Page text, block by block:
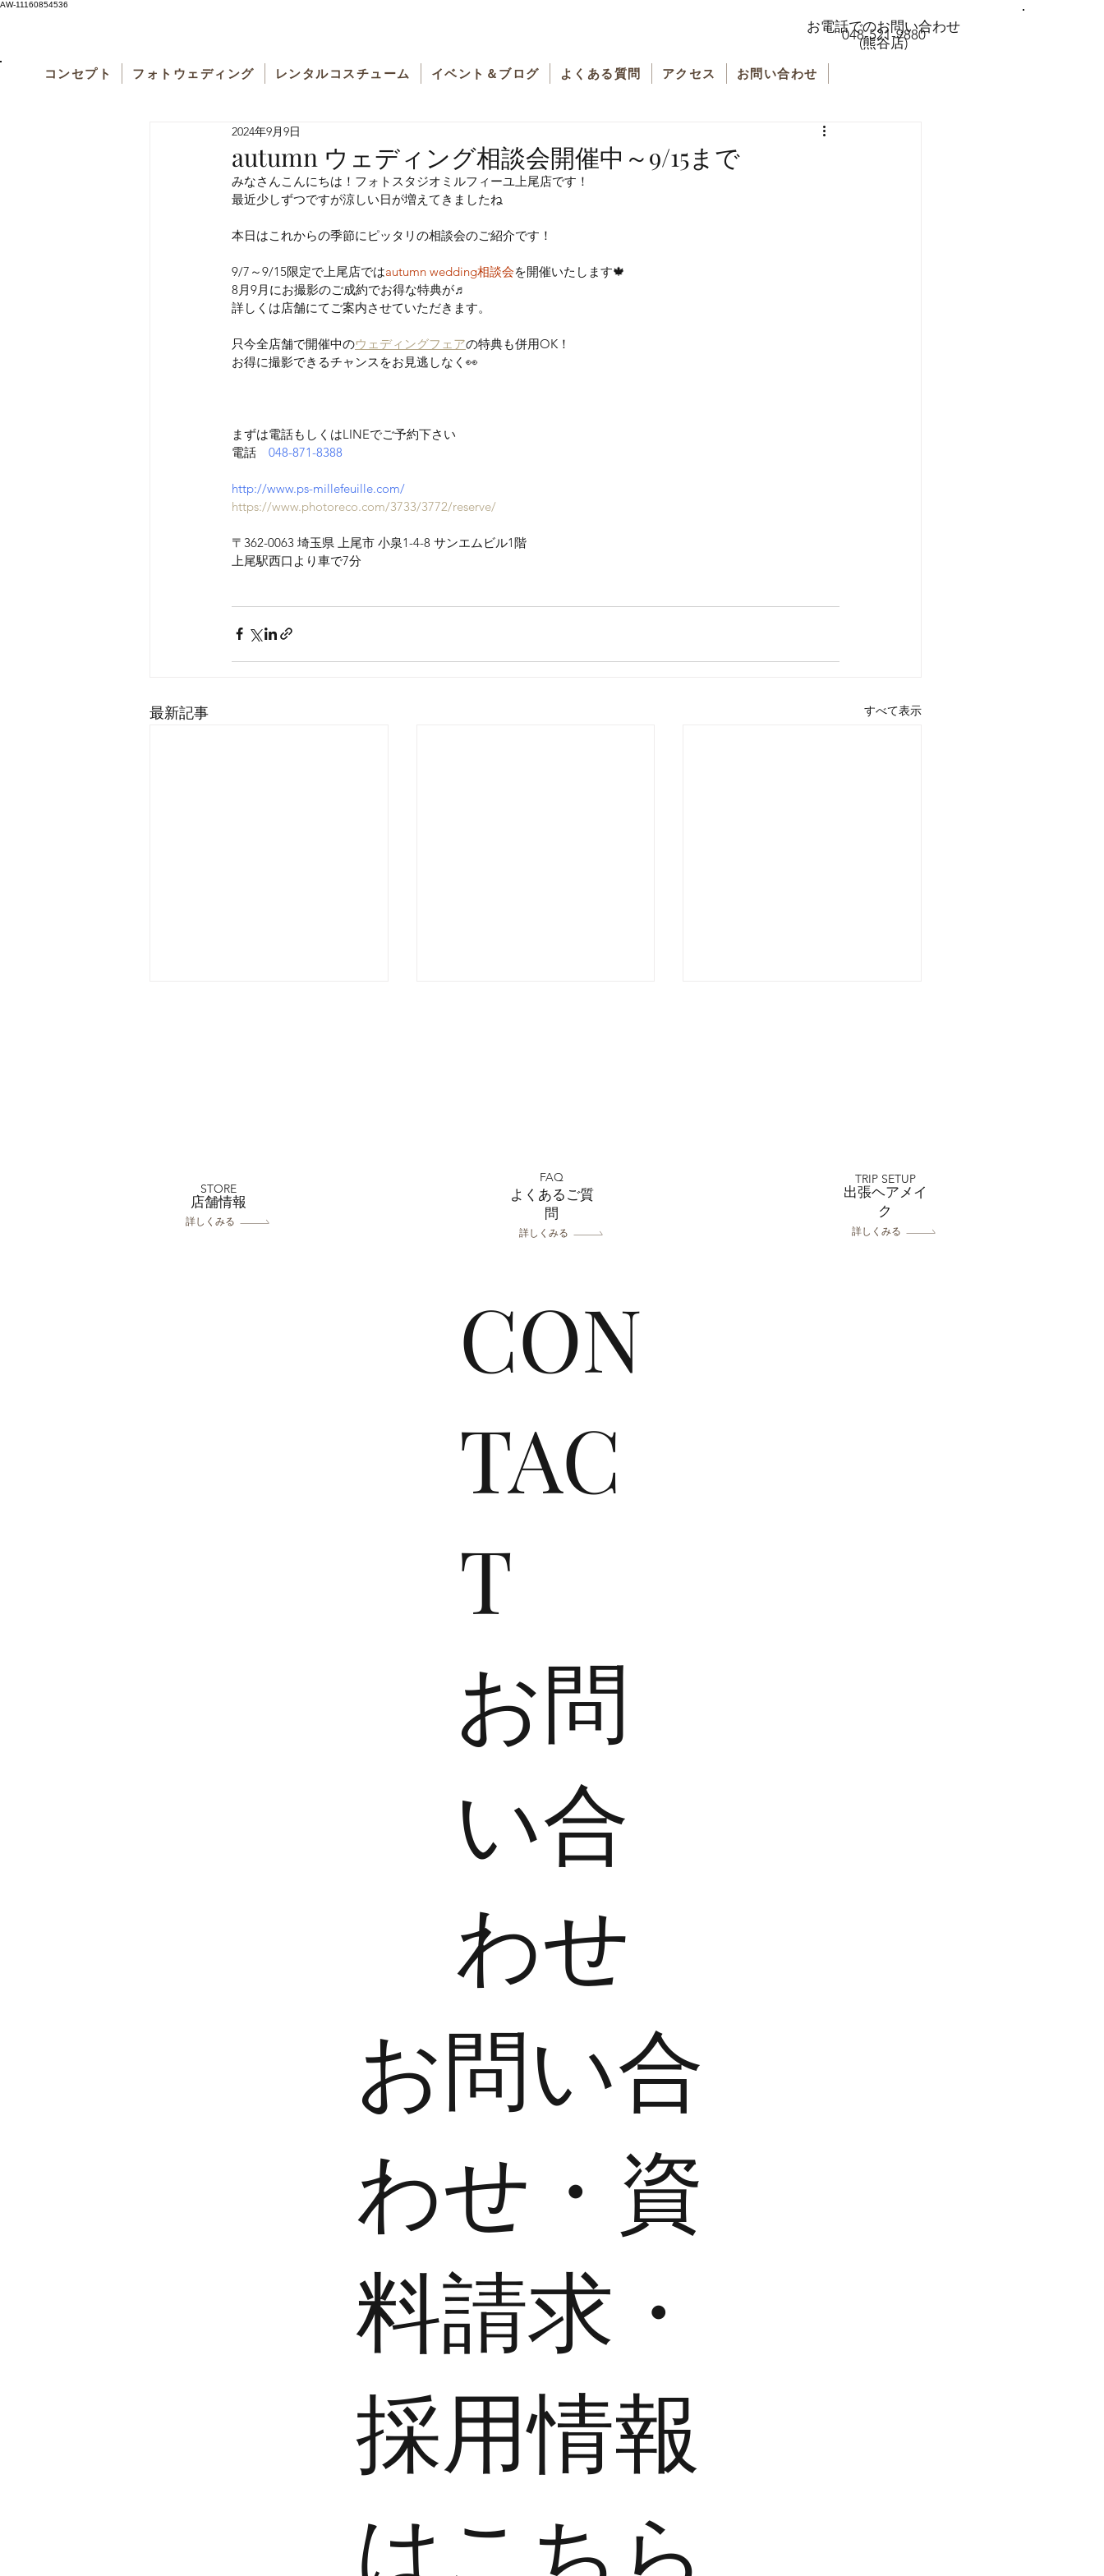
AW-11160854536
コンセプト フォトウェディング レンタルコスチューム イベント＆ブログ よくある質問 アクセス お問い合わせ
お電話でのお問い合わせ
048-521-9880
(熊谷店)
autumn ウェディング相談会開催中～9/15まで
2024年9月9日
みなさんこんにちは！フォトスタジオミルフィーユ上尾店です！
最近少しずつですが涼しい日が増えてきましたね
本日はこれからの季節にピッタリの相談会のご紹介です！
9/7 ～9/15限定で上尾店ではautumn wedding相談会を開催いたします🍁
8月9月にお撮影のご成約でお得な特典が♬
詳しくは店舗にてご案内させていただきます。
只今全店舗で開催中のウェディングフェアの特典も併用OK！
お得に撮影できるチャンスをお見逃しなく👀
まずは電話もしくはLINEでご予約下さい
電話 048-871-8388
http://www.ps-millefeuille.com/
https://www.photoreco.com/3733/3772/reserve/
〒362-0063 埼玉県 上尾市 小泉1-4-8 サンエムビル1階
上尾駅西口より車で7分
最新記事 すべて表示
CON
TAC
T
​お問
い合
わせ
​お問い合
わせ・資
料請求・
採用情報
はこちら
STORE
​店舗情報
詳しくみる
FAQ
よくあるご質
問
詳しくみる
TRIP SETUP
出張ヘアメイ
ク
詳しくみる